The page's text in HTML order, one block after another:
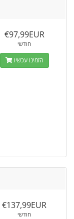
€97,99EUR
חודשי
הזמינו עכשיו
€137,99EUR
חודשי